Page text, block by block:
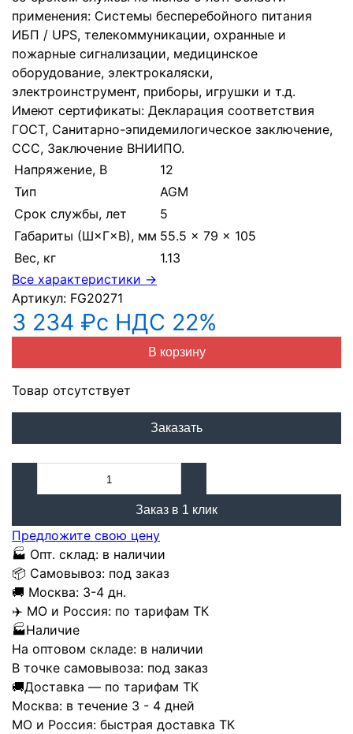
применения: Системы бесперебойного питания
ИБП / UPS, телекоммуникации, охранные и
пожарные сигнализации, медицинское
оборудование, электрокаляски,
электроинструмент, приборы, игрушки и т.д.
Имеют сертификаты: Декларация соответствия
ГОСТ, Санитарно-эпидемилогическое заключение,
CCC, Заключение ВНИИПО.
Напряжение, В
12
Тип
AGM
Срок службы, лет
5
Габариты (Ш×Г×В), мм 55.5 × 79 × 105
Вес, кг
1.13
Все характеристики →
Артикул: FG20271
3 234 ₽с НДС 22%
В корзину
Товар отсутствует
Заказать
Заказ в 1 клик
Предложите свою цену
🏭 Опт. склад: в наличии
📦 Самовывоз: под заказ
🚚 Москва: 3-4 дн.
✈️ МО и Россия: по тарифам ТК
🏭Наличие
На оптовом складе: в наличии
В точке самовывоза: под заказ
🚚Доставка — по тарифам ТК
Москва: в течение 3 - 4 дней
МО и Россия: быстрая доставка ТК